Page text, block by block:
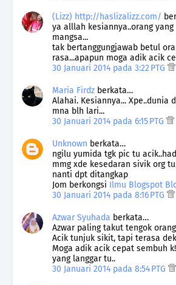
(Lizz) http://haslizalizz.com/
ya alllah kesiannya..orang
mangsa...
tak bertanggungjawab betul
rasa...apapun moga adik acik
30 Januari 2014 pada 3:22 PTG
Maria Firdz berkata…
Alahai. Kesiannya... Xpe..dunia
mna blh lari...
30 Januari 2014 pada 6:15 PTG
Unknown berkata…
ngilu yumida tgk pic tu
mmg xde kesedaran sivik org
nanti dpt ditangkap
Jom berkongsi Ilmu Blogspot
30 Januari 2014 pada 8:16 PTG
Azwar Syuhada berkata…
Azwar paling takut tengok
Acik tunjuk sikit, tapi terasa
Moga adik acik cepat sembuh
yang langgar tu..
30 Januari 2014 pada 8:54 PTG